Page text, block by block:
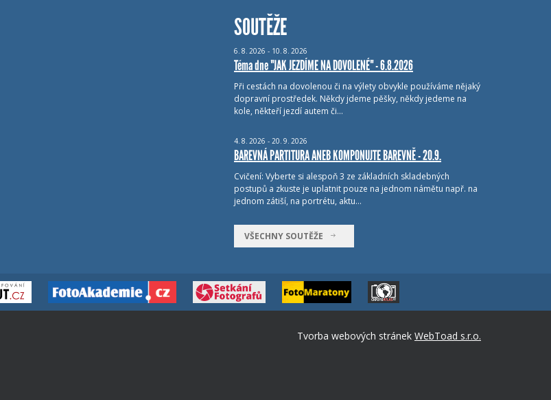
SOUTĚŽE
6. 8. 2026 - 10. 8. 2026
Téma dne "JAK JEZDÍME NA DOVOLENÉ" - 6.8.2026
Při cestách na dovolenou či na výlety obvykle používáme nějaký
dopravní prostředek. Někdy jdeme pěšky, někdy jedeme na
kole, někteří jezdí autem či…
4. 8. 2026 - 20. 9. 2026
BAREVNÁ PARTITURA ANEB KOMPONUJTE BAREVNĚ - 20.9.
Cvičení: Vyberte si alespoň 3 ze základních skladebných
postupů a zkuste je uplatnit pouze na jednom námětu např. na
jednom zátiší, na portrétu, aktu…
VŠECHNY SOUTĚŽE
Tvorba webových stránek WebToad s.r.o.